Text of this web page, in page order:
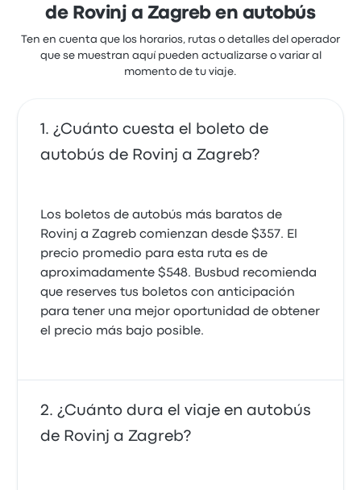
de Rovinj a Zagreb en autobús
Ten en cuenta que los horarios, rutas o detalles del operador
que se muestran aquí pueden actualizarse o variar al
momento de tu viaje.
¿Cuánto cuesta el boleto de
autobús de Rovinj a Zagreb?
Los boletos de autobús más baratos de
Rovinj a Zagreb comienzan desde $357. El
precio promedio para esta ruta es de
aproximadamente $548. Busbud recomienda
que reserves tus boletos con anticipación
para tener una mejor oportunidad de obtener
el precio más bajo posible.
¿Cuánto dura el viaje en autobús
de Rovinj a Zagreb?